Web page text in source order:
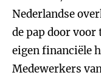
Nederlandse
de pap door voor
eigen financiële
Medewerkers